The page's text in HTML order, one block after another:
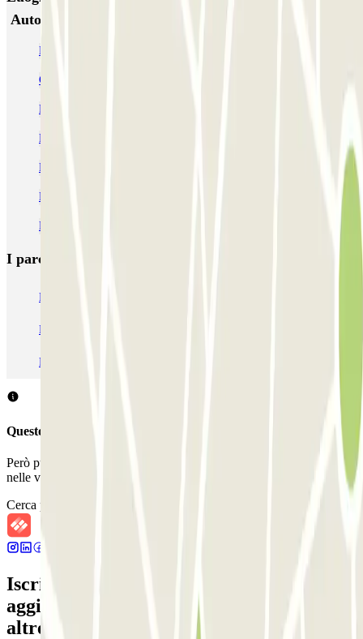
Autorimessa Cirulli - Centro Ciampino
Parcheggio Ciampino Aeroporto - Low Cost & Lunga Sosta
Car Valet Ciampino - Parcheggio con parcheggiatore all'aeroporto
Parcheggi all'Ippodromo delle Capannelle
Parcheggio Rock in Roma
Parcheggio Anagnina (Stazione) a BASSO COSTO | Parclick
Prenota parcheggio vicino a Via Tuscolana
Parcheggi alla stazione di metro di Arco di Travertino
I parcheggi
Parcheggio Venezia
Parcheggio Roma
Parcheggio Malpensa Terminal 1
Questo parcheggio non accetta prenotazioni con Parclick.
Però puoi sempre prenotare un posto auto in uno di questi parcheggi
nelle vicinanze!
Cerca parcheggi vicini
Iscriviti alla nostra Newsletter e rimani
aggiornato su sconti, concorsi e tante
altre sorprese.